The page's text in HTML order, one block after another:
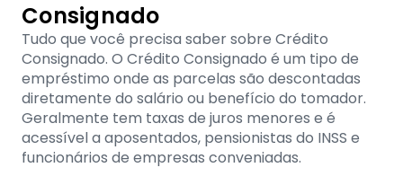
Consignado
Tudo que você precisa saber sobre Crédito
Consignado. O Crédito Consignado é um tipo de
empréstimo onde as parcelas são descontadas
diretamente do salário ou benefício do tomador.
Geralmente tem taxas de juros menores e é
acessível a aposentados, pensionistas do INSS e
funcionários de empresas conveniadas.